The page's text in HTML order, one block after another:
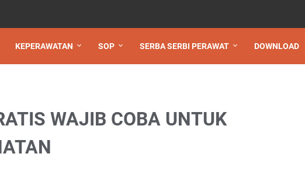
KEPERAWATAN SOP SERBA SERBI PERAWAT DOWNLOAD
WAJIB COBA UNTUK